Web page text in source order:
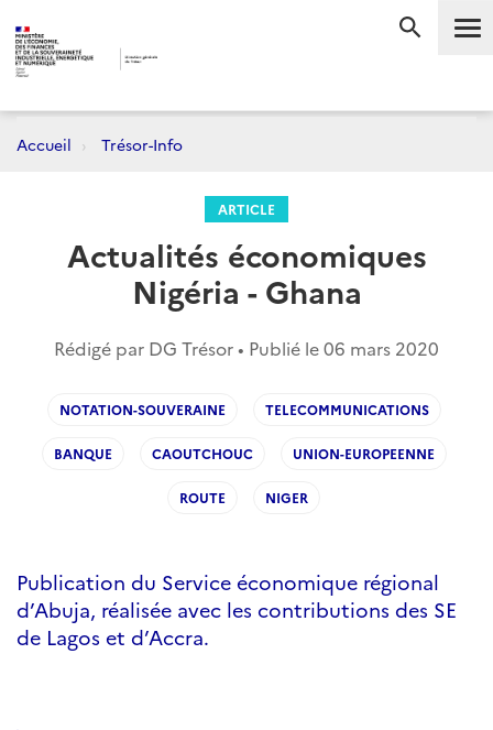
Accueil Trésor-Info
ARTICLE
Actualités économiques
Nigéria - Ghana
Rédigé par DG Trésor • Publié le06 mars 2020
NOTATION-SOUVERAINE TELECOMMUNICATIONS
BANQUE CAOUTCHOUC UNION-EUROPEENNE
ROUTE NIGER
Publication du Service économique régional
d’Abuja, réalisée avec les contributions des SE
de Lagos et d’Accra.